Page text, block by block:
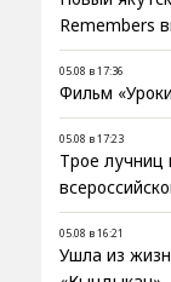
Remembers
05.08 в 17:36
Фильм
05.08 в 17:23
Трое лучниц
05.08 в 16:21
Ушла из